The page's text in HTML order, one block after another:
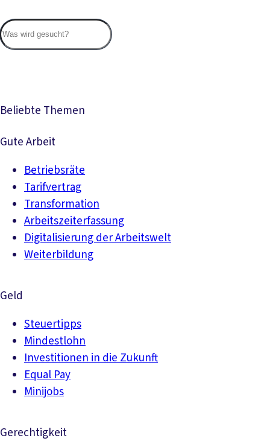
Beliebte Themen
Gute Arbeit
Betriebsräte
Tarifvertrag
Transformation
Arbeitszeiterfassung
Digitalisierung der Arbeitswelt
Weiterbildung
Geld
Steuertipps
Mindestlohn
Investitionen in die Zukunft
Equal Pay
Minijobs
Gerechtigkeit